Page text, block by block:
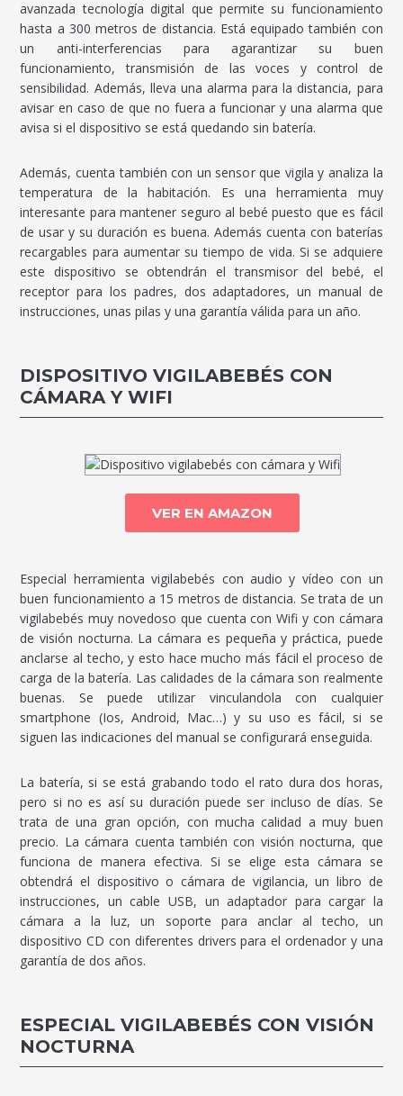
avanzada tecnología digital que permite su funcionamiento
hasta a 300 metros de distancia. Está equipado también con
un anti-interferencias para agarantizar su buen
funcionamiento, transmisión de las voces y control de
sensibilidad. Además, lleva una alarma para la distancia, para
avisar en caso de que no fuera a funcionar y una alarma que
avisa si el dispositivo se está quedando sin batería.
Además, cuenta también con un sensor que vigila y analiza la
temperatura de la habitación. Es una herramienta muy
interesante para mantener seguro al bebé puesto que es fácil
de usar y su duración es buena. Además cuenta con baterías
recargables para aumentar su tiempo de vida. Si se adquiere
este dispositivo se obtendrán el transmisor del bebé, el
receptor para los padres, dos adaptadores, un manual de
instrucciones, unas pilas y una garantía válida para un año.
DISPOSITIVO VIGILABEBÉS CON
CÁMARA Y WIFI
VER EN AMAZON
Especial herramienta vigilabebés con audio y vídeo con un
buen funcionamiento a 15 metros de distancia. Se trata de un
vigilabebés muy novedoso que cuenta con Wifi y con cámara
de visión nocturna. La cámara es pequeña y práctica, puede
anclarse al techo, y esto hace mucho más fácil el proceso de
carga de la batería. Las calidades de la cámara son realmente
buenas. Se puede utilizar vinculandola con cualquier
smartphone (Ios, Android, Mac…) y su uso es fácil, si se
siguen las indicaciones del manual se configurará enseguida.
La batería, si se está grabando todo el rato dura dos horas,
pero si no es así su duración puede ser incluso de días. Se
trata de una gran opción, con mucha calidad a muy buen
precio. La cámara cuenta también con visión nocturna, que
funciona de manera efectiva. Si se elige esta cámara se
obtendrá el dispositivo o cámara de vigilancia, un libro de
instrucciones, un cable USB, un adaptador para cargar la
cámara a la luz, un soporte para anclar al techo, un
dispositivo CD con diferentes drivers para el ordenador y una
garantía de dos años.
ESPECIAL VIGILABEBÉS CON VISIÓN
NOCTURNA